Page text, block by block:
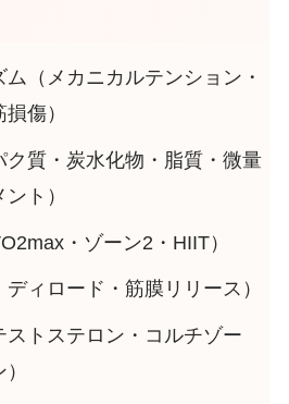
（メカニカルテンション・
傷）
ク質・炭水化物・脂質・微量
ト）
・ゾーン2・HIIT）
ィロード・筋膜リリース）
ストステロン・コルチゾー